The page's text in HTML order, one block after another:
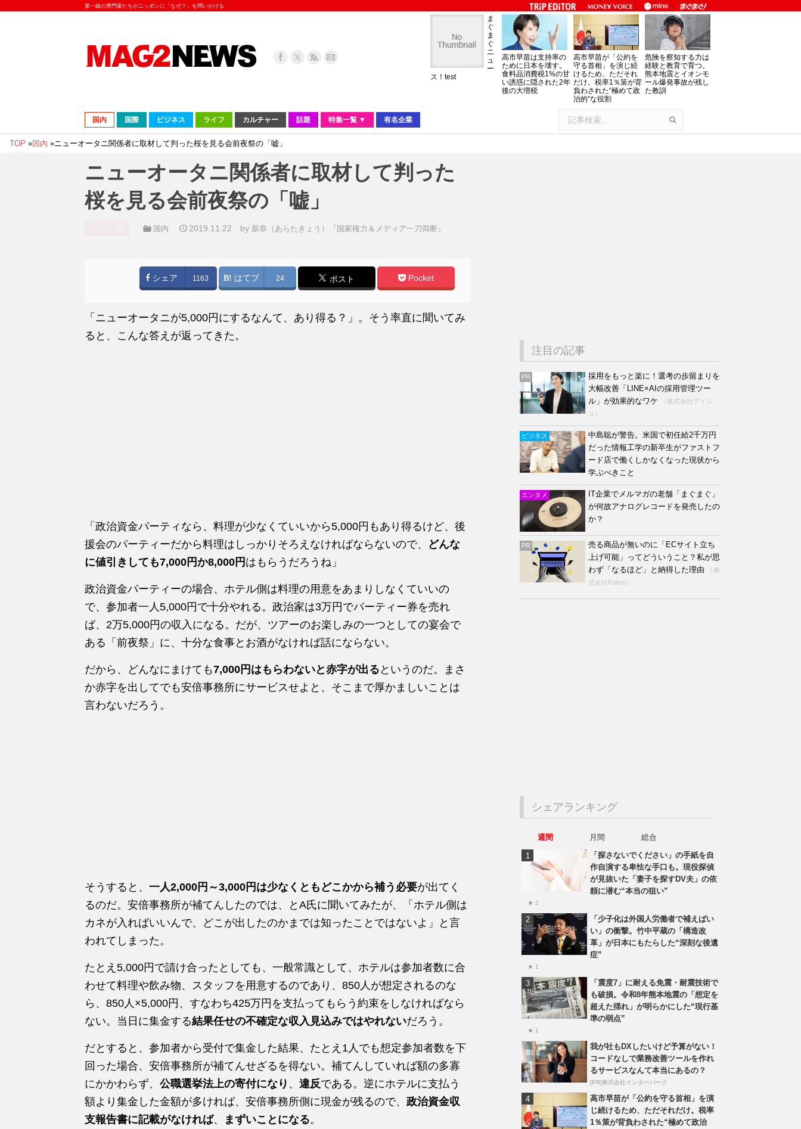
第一線の専門家たちがニッポンに「なぜ？」を問いかける
ま
ぐ
ま
ぐ
ニ
ュ
ー
ス！test
高市早苗は支持率の
ために日本を壊す。
食料品消費税1%の甘
い誘惑に隠された2年
後の大増税
高市早苗が「公約を
守る首相」を演じ続
けるため、ただそれ
だけ。税率1％策が背
負わされた“極めて政
治的”な役割
危険を察知する力は
経験と教育で育つ。
熊本地震とイオンモ
ール爆発事故が残し
た教訓
国内 国際 ビジネス ライフ カルチャー 話題 特集一覧 ▼ 有名企業
TOP »国内 »ニューオータニ関係者に取材して判った桜を見る会前夜祭の「嘘」
ニューオータニ関係者に取材して判った
桜を見る会前夜祭の「嘘」
国内 2019.11.22 by 新恭（あらたきょう）『国家権力＆メディア一刀両断』
シェア 1163 はてブ 24 ポスト Pocket
「ニューオータニが5,000円にするなんて、あり得る？」。そう率直に聞いてみ
ると、こんな答えが返ってきた。
「政治資金パーティなら、料理が少なくていいから5,000円もあり得るけど、後
援会のパーティーだから料理はしっかりそろえなければならないので、 どんな
に値引きしても7,000円か8,000円 はもらうだろうね」
政治資金パーティーの場合、ホテル側は料理の用意をあまりしなくていいの
で、参加者一人5,000円で十分やれる。政治家は3万円でパーティー券を売れ
ば、2万5,000円の収入になる。だが、ツアーのお楽しみの一つとしての宴会で
ある「前夜祭」に、十分な食事とお酒がなければ話にならない。
だから、どんなにまけても7,000円はもらわないと赤字が出る というのだ。まさ
か赤字を出してでも安倍事務所にサービスせよと、そこまで厚かましいことは
言わないだろう。
そうすると、 一人2,000円～3,000円は少なくともどこかから補う必要が出てく
るのだ。安倍事務所が補てんしたのでは、とA氏に聞いてみたが、「ホテル側は
カネが入ればいいんで、どこが出したのかまでは知ったことではないよ」と言
われてしまった。
たとえ5,000円で請け合ったとしても、一般常識として、ホテルは参加者数に合
わせて料理や飲み物、スタッフを用意するのであり、850人が想定されるのな
ら、850人×5,000円、すなわち425万円を支払ってもらう約束をしなければなら
ない。当日に集金する結果任せの不確定な収入見込みではやれないだろう。
だとすると、参加者から受付で集金した結果、たとえ1人でも想定参加者数を下
回った場合、安倍事務所が補てんせざるを得ない。補てんしていれば額の多寡
にかかわらず、 公職選挙法上の寄付になり 、 違反である。逆にホテルに支払う
額より集金した金額が多ければ、安倍事務所側に現金が残るので、 政治資金収
支報告書に記載がなければ、 まずいことになる。
注目の記事
PR
採用をもっと楽に！選考の歩留まりを
大幅改善「LINE×AIの採用管理ツー
ル」が効果的なワケ
（株式会社アイシ
ス）
ビジネス
中島聡が警告。米国で初任給2千万円
だった情報工学の新卒生がファストフ
ード店で働くしかなくなった現状から
学ぶべきこと
エンタメ
IT企業でメルマガの老舗「まぐまぐ」
が何故アナログレコードを発売したの
か？
PR
売る商品が無いのに「ECサイト立ち
上げ可能」ってどういうこと？私が思
わず「なるほど」と納得した理由
（株
式会社Fulmo）
シェアランキング
週間 月間
総合
「探さないでください」の手紙を自
作自演する卑怯な手口も。現役探偵
が見抜いた「妻子を探すDV夫」の依
頼に潜む“本当の狙い”
★ 2
「少子化は外国人労働者で補えばい
い」の衝撃。竹中平蔵の「構造改
革」が日本にもたらした“深刻な後遺
症”
★ 1
「震度7」に耐える免震・耐震技術で
も破損。令和8年熊本地震の「想定を
超えた揺れ」が明らかにした“現行基
準の弱点”
★ 1
我が社もDXしたいけど予算がない！
コードなしで業務改善ツールを作れ
るサービスなんて本当にあるの？
[PR]株式会社インターパーク
高市早苗が「公約を守る首相」を演
じ続けるため、ただそれだけ。税率
1％策が背負わされた“極めて政治